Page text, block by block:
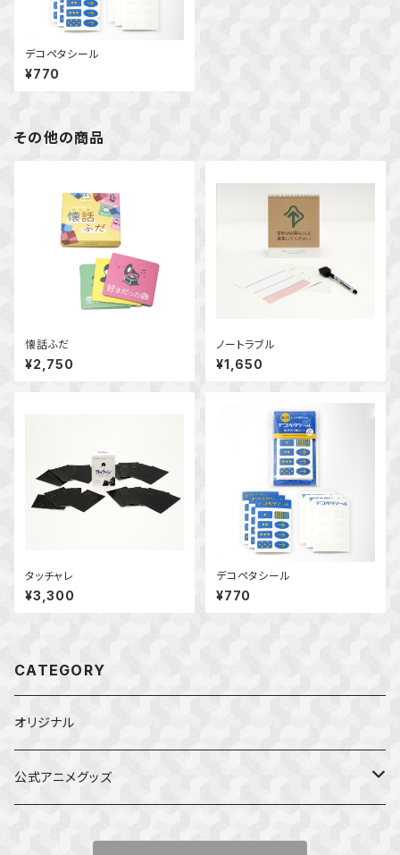
デコペタシール
¥770
その他の商品
懐話ふだ
¥2,750
ノートラブル
¥1,650
タッチャレ
¥3,300
デコペタシール
¥770
CATEGORY
オリジナル
公式アニメグッズ